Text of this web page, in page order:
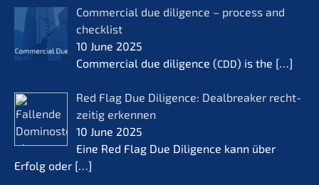
Commer­cial due diligence – process and
check­list
10 June 2025
Commer­cial due diligence (CDD) is the […]
Red Flag Due Diligence: Dealb­rea­k­er recht­
zei­tig erken­nen
10 June 2025
Eine Red Flag Due Diligence kann über
Erfolg oder […]